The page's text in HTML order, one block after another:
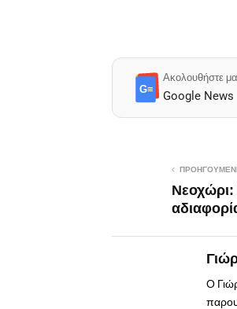
G≡
Ακολουθήστε
Google News
Νεοχώρι:
Ο